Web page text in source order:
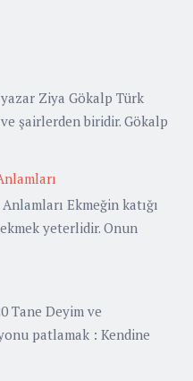
Ziya Gökalp Türk
şairlerden biridir. Gökalp
Ekmeğin katığı
yeterlidir. Onun
Tane Deyim ve
patlamak : Kendine